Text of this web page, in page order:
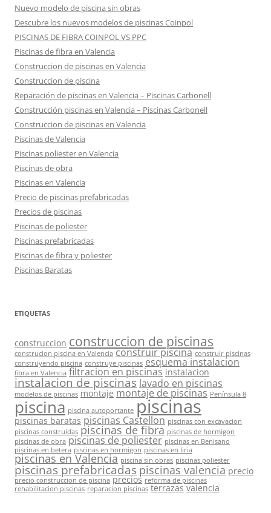
Nuevo modelo de piscina sin obras
Descubre los nuevos modelos de piscinas Coinpol
PISCINAS DE FIBRA COINPOL VS PPC
Piscinas de fibra en Valencia
Construccion de piscinas en Valencia
Construccion de piscina
Reparación de piscinas en Valencia – Piscinas Carbonell
Construcción piscinas en Valencia – Piscinas Carbonell
Construccion de piscinas en Valencia
Piscinas de Valencia
Piscinas poliester en Valencia
Piscinas de obra
Piscinas en Valencia
Precio de piscinas prefabricadas
Precios de piscinas
Piscinas de poliester
Piscinas prefabricadas
Piscinas de fibra y poliester
Piscinas Baratas
ETIQUETAS
construccion construccion de piscinas
construcion piscina en Valencia construir piscina construir piscinas
construyendo piscina construye piscinas esquema instalacion
fibra en Valencia filtracion en piscinas instalacion
instalacion de piscinas lavado en piscinas
modelos de piscinas montaje montaje de piscinas Península 8
piscina piscina autoportante piscinas
piscinas baratas piscinas Castellon piscinas con excavacion
piscinas construidas piscinas de fibra piscinas de hormigon
piscinas de obra piscinas de poliester piscinas en Benisano
piscinas en betera piscinas en hormigon piscinas en liria
piscinas en Valencia piscina sin obras piscinas poliester
piscinas prefabricadas piscinas valencia precio
precio construccion de piscina precios reforma de piscinas
rehabilitacion piscinas reparacion piscinas terrazas valencia